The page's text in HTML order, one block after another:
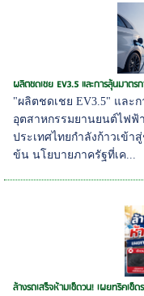
ผลิตชดเชย EV3.5 และการลุ้นมาตร
"ผลิตชดเชย EV3.5" และ
อุตสาหกรรมยานยนต์ไฟฟ้
ประเทศไทยกำลังก้าวเข้า
ข้น นโยบายภาครัฐที่เค...
ล้างรถเสร็จห้ามเช็ดวน! เผยทริคเช็ด